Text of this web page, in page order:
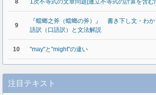
8 1次不等式の文章問題[連立不等式の計算を含む
9
『蟷螂之斧（蟷螂の斧）』 書き下し文・わ
語訳（口語訳）と文法解説
10 "may"と"might"の違い
注目テキスト